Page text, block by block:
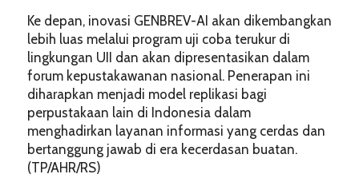
Ke depan, inovasi GENBREV-AI akan dikembangkan
lebih luas melalui program uji coba terukur di
lingkungan UII dan akan dipresentasikan dalam
forum kepustakawanan nasional. Penerapan ini
diharapkan menjadi model replikasi bagi
perpustakaan lain di Indonesia dalam
menghadirkan layanan informasi yang cerdas dan
bertanggung jawab di era kecerdasan buatan.
(TP/AHR/RS)